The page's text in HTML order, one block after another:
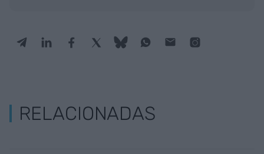
RELACIONADAS